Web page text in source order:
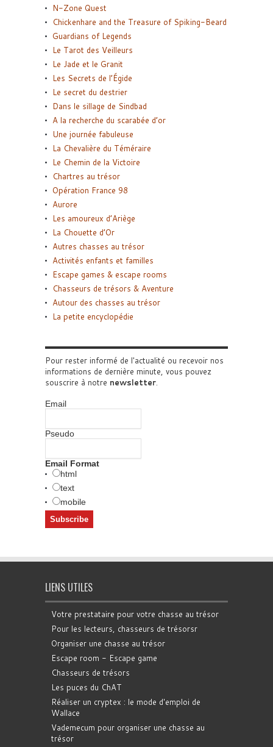
N-Zone Quest
Chickenhare and the Treasure of Spiking-Beard
Guardians of Legends
Le Tarot des Veilleurs
Le Jade et le Granit
Les Secrets de l’Égide
Le secret du destrier
Dans le sillage de Sindbad
A la recherche du scarabée d’or
Une journée fabuleuse
La Chevalière du Téméraire
Le Chemin de la Victoire
Chartres au trésor
Opération France 98
Aurore
Les amoureux d’Ariège
La Chouette d’Or
Autres chasses au trésor
Activités enfants et familles
Escape games & escape rooms
Chasseurs de trésors & Aventure
Autour des chasses au trésor
La petite encyclopédie
Pour rester informé de l'actualité ou recevoir nos
informations de dernière minute, vous pouvez
souscrire à notre newsletter.
Email
Pseudo
Email Format
html
text
mobile
LIENS UTILES
Votre prestataire pour votre chasse au trésor
Pour les lecteurs, chasseurs de trésorsr
Organiser une chasse au trésor
Escape room - Escape game
Chasseurs de trésors
Les puces du ChAT
Réaliser un cryptex : le mode d'emploi de
Wallace
Vademecum pour organiser une chasse au
trésor